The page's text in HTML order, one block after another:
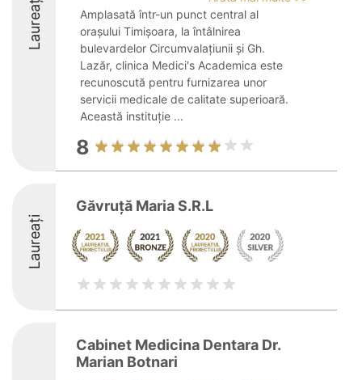
Laureați
Amplasată într-un punct central al
orașului Timișoara, la întâlnirea
bulevardelor Circumvalațiunii și Gh.
Lazăr, clinica Medici's Academica este
recunoscută pentru furnizarea unor
servicii medicale de calitate superioară.
Această instituție ...
8
Laureați
Găvruţă Maria S.R.L
Cabinet Medicina Dentara Dr.
Marian Botnari